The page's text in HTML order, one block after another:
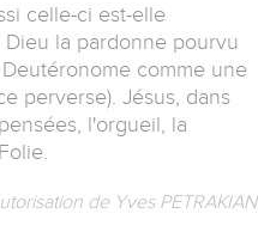
celle-ci est-elle
Dieu la pardonne pourvu
comme une
perverse). Jésus, dans
l'orgueil, la
de Yves PETRAKIAN